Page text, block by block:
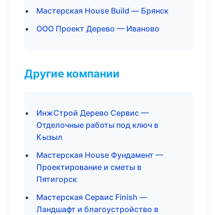
Мастерская House Build — Брянск
ООО Проект Дерево — Иваново
Другие компании
ИнжСтрой Дерево Сервис —
Отделочные работы под ключ в
Кызыл
Мастерская House Фундамент —
Проектирование и сметы в
Пятигорск
Мастерская Сервис Finish —
Ландшафт и благоустройство в